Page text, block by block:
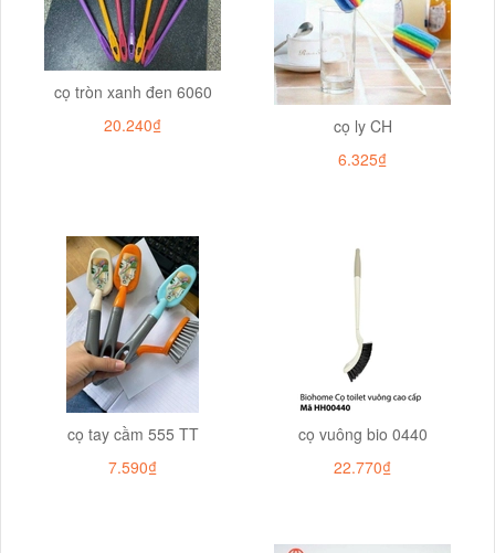
cọ tròn xanh đen 6060
20.240₫
cọ ly CH
6.325₫
cọ tay cầm 555 TT
7.590₫
cọ vuông bio 0440
22.770₫